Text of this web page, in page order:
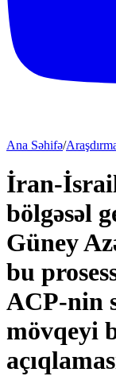
Ana Səhifə/
İran-
bölgəsəl
Güney
bu
ACP-nin
mövqeyi